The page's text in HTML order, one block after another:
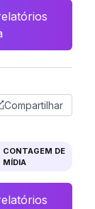
Compartilhar
CONTAGEM DE
MÍDIA